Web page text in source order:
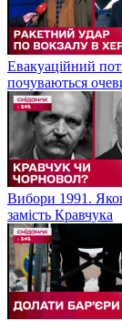
Евакуаційний
почуваються
Вибори 1991.
замість Кравчука